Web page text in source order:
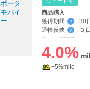
商品購入
獲得期間
？ : 30
通帳反映
？ : ３
4.0%
+5%mile